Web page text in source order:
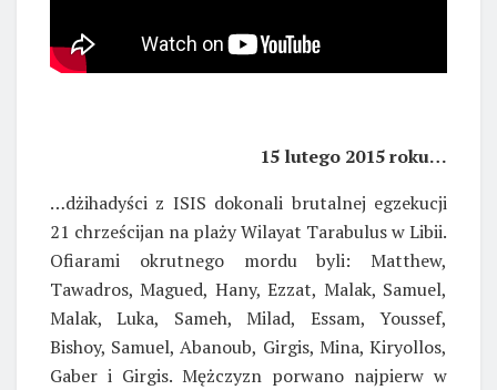
15 lutego 2015 roku…
…dżihadyści z ISIS dokonali brutalnej egzekucji
21 chrześcijan na plaży Wilayat Tarabulus w Libii.
Ofiarami okrutnego mordu byli: Matthew,
Tawadros, Magued, Hany, Ezzat, Malak, Samuel,
Malak, Luka, Sameh, Milad, Essam, Youssef,
Bishoy, Samuel, Abanoub, Girgis, Mina, Kiryollos,
Gaber i Girgis. Mężczyzn porwano najpierw w